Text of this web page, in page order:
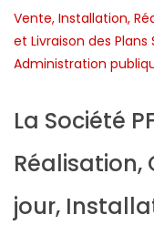
La Société
Réalisation,
jour,